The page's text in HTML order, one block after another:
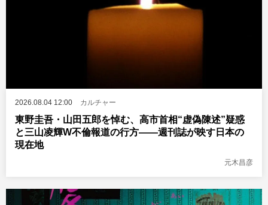
2026.08.04 12:00 カルチャー
東野圭吾・山田五郎を悼む、高市首相“虚偽陳述”疑惑
と三山凌輝W不倫報道の行方――週刊誌が映す日本の
現在地
元木昌彦